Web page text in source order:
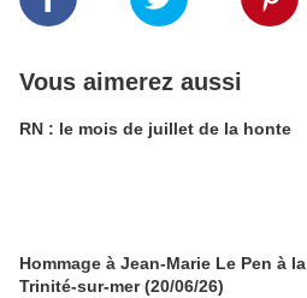
Vous aimerez aussi
RN : le mois de juillet de la honte
Hommage à Jean-Marie Le Pen à la
Trinité-sur-mer (20/06/26)